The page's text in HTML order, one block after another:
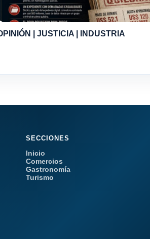
| JUSTICIA | INDUSTRIA
SECCIONES
Inicio
Comercios
Gastronomía
Turismo